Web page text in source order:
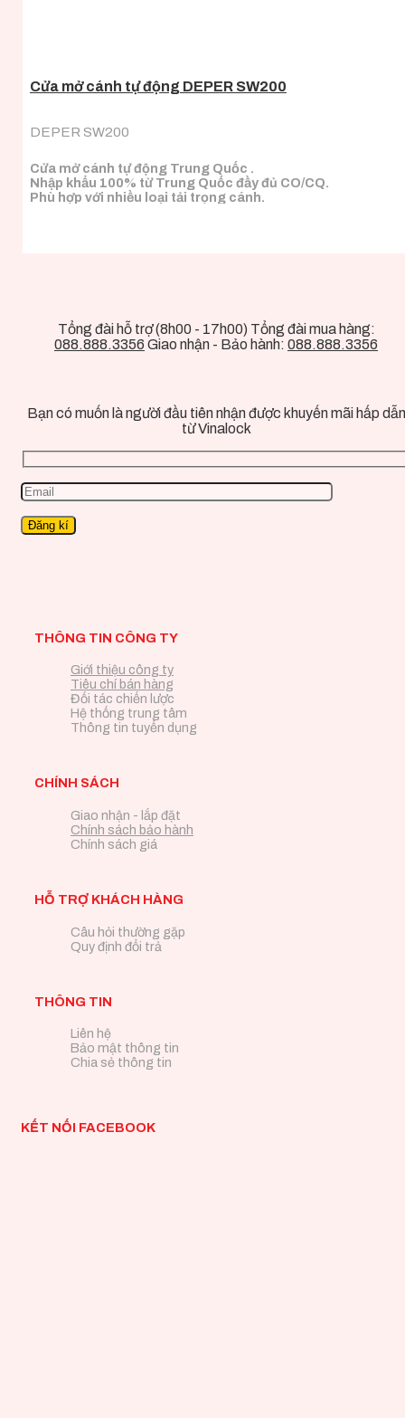
Cửa mở cánh tự động DEPER SW200
DEPER SW200
Cửa mở cánh tự động Trung Quốc .
Nhập khẩu 100% từ Trung Quốc đầy đủ CO/CQ.
Phù hợp với nhiều loại tải trọng cánh.
Tổng đài hỗ trợ (8h00 - 17h00) Tổng đài mua hàng:
088.888.3356 Giao nhận - Bảo hành: 088.888.3356
Bạn có muốn là người đầu tiên nhận được khuyến mãi hấp dẫn
từ Vinalock
THÔNG TIN CÔNG TY
Giới thiệu công ty
Tiêu chí bán hàng
Đối tác chiến lược
Hệ thống trung tâm
Thông tin tuyển dụng
CHÍNH SÁCH
Giao nhận - lắp đặt
Chính sách bảo hành
Chính sách giá
HỖ TRỢ KHÁCH HÀNG
Câu hỏi thường gặp
Quy định đổi trả
THÔNG TIN
Liên hệ
Bảo mật thông tin
Chia sẻ thông tin
KẾT NỐI FACEBOOK